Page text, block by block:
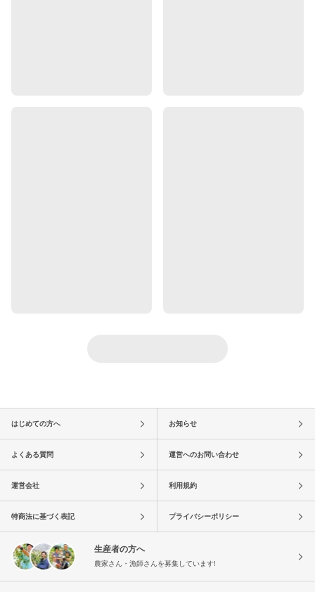
はじめての方へ お知らせ
よくある質問 運営へのお問い合わせ
運営会社 利用規約
特商法に基づく表記 プライバシーポリシー
生産者の方へ
農家さん・漁師さんを募集しています!